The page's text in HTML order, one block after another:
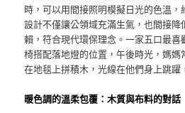
時，可以用間接照明模擬日光的色溫
設計不僅讓公領域充滿生氣，也間接
賴，符合現代環保理念。一家五口最
椅搭配落地燈的位置，午後時光，媽
在地毯上拼積木，光線在他們身上跳躍
暖色調的溫柔包覆：木質與布料的對話